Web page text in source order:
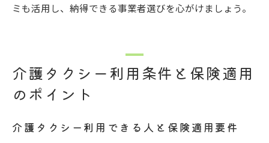
ミも活用し、納得できる事業者選びを心がけましょう。
介護タクシー利用条件と保険適用
のポイント
介護タクシー利用できる人と保険適用要件